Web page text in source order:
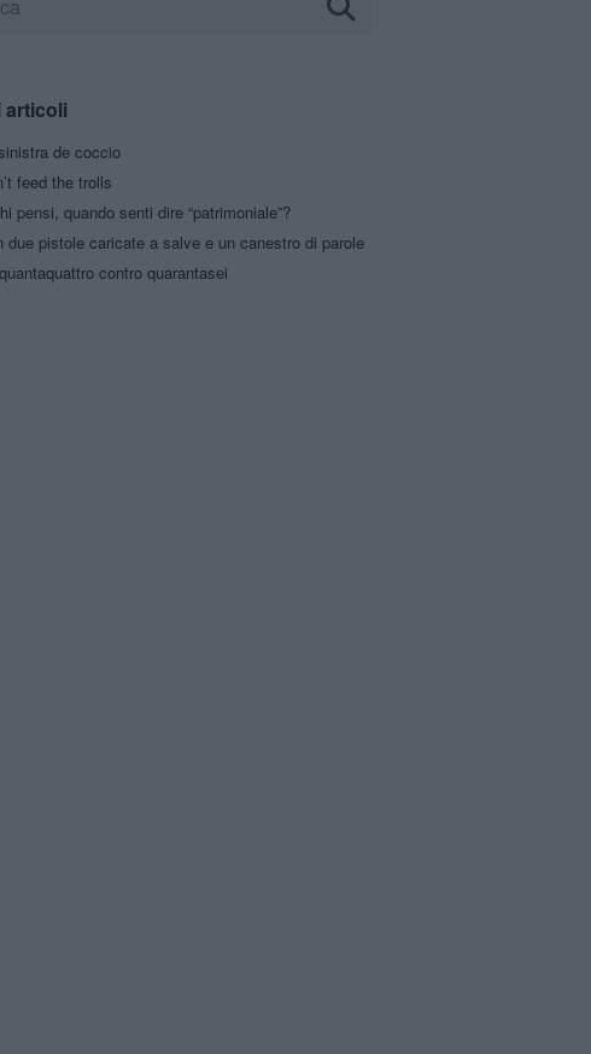
articoli
de coccio
feed the trolls
pensi, quando senti dire “patrimoniale”?
due pistole caricate a salve e un canestro di parole
contro quarantasei